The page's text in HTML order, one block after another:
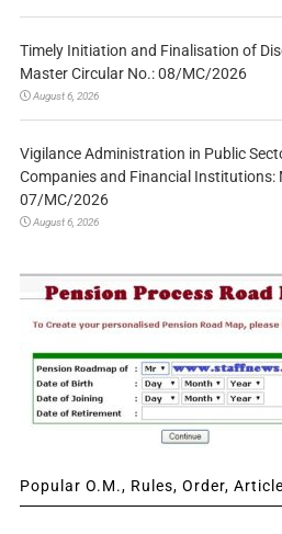
Timely Initiation and Finalisation of
Master Circular No.: 08/MC/2026
August 6, 2026
Vigilance Administration in Public
Companies and Financial Institutions:
07/MC/2026
August 6, 2026
Popular O.M., Rules, Order,